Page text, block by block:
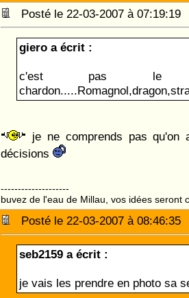
Posté le 22-03-2007 à
giero a écrit :
c'est pas le
je ne comprends pas qu'on
décisions
--------------------
buvez de l'eau de Millau, vos idées seront
Posté le 22-03-2007 à
seb2159 a écrit :
je vais les prendre en photo sa